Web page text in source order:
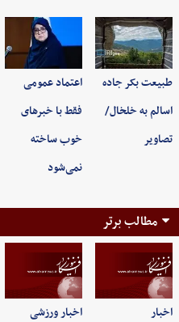
طبیعت بکر جاده
اسالم به خلخال/
تصاویر
اعتماد عمومی
فقط با خبرهای
خوب ساخته
نمی‌شود
مطالب برتر
اخبار اخبار ورزشی